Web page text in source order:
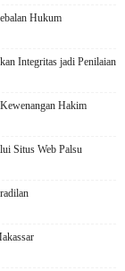
Hukum
Integritas jadi Penilaian
Hakim
Situs Web Palsu